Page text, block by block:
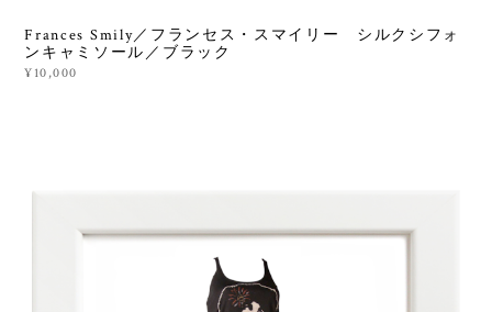
Frances Smily／フランセス・スマイリー シルクシフォ
ンキャミソール／ブラック
¥10,000